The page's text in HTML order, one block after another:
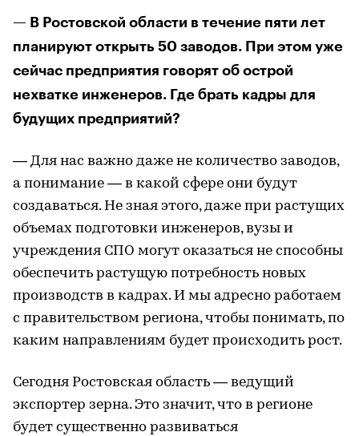
— В Ростовской области в течение пяти лет
планируют открыть 50 заводов. При этом уже
сейчас предприятия говорят об острой
нехватке инженеров. Где брать кадры для
будущих предприятий?
— Для нас важно даже не количество заводов,
а понимание — в какой сфере они будут
создаваться. Не зная этого, даже при растущих
объемах подготовки инженеров, вузы и
учреждения СПО могут оказаться не способны
обеспечить растущую потребность новых
производств в кадрах. И мы адресно работаем
с правительством региона, чтобы понимать, по
каким направлениям будет происходить рост.
Сегодня Ростовская область — ведущий
экспортер зерна. Это значит, что в регионе
будет существенно развиваться